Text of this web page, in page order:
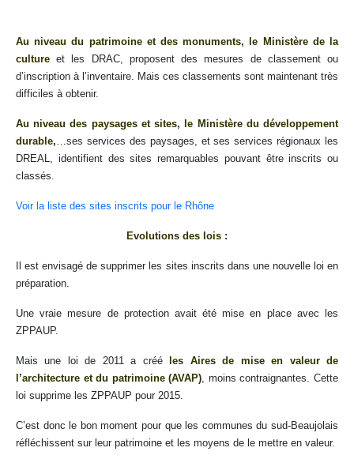
Au niveau du patrimoine et des monuments, le Ministère de la
culture et les DRAC, proposent des mesures de classement ou
d’inscription à l’inventaire. Mais ces classements sont maintenant très
difficiles à obtenir.
Au niveau des paysages et sites, le Ministère du développement
durable,…ses services des paysages, et ses services régionaux les
DREAL, identifient des sites remarquables pouvant être inscrits ou
classés.
Voir la liste des sites inscrits pour le Rhône
Evolutions des lois :
Il est envisagé de supprimer les sites inscrits dans une nouvelle loi en
préparation.
Une vraie mesure de protection avait été mise en place avec les
ZPPAUP.
Mais une loi de 2011 a créé
les Aires de mise en valeur de
l’architecture et du patrimoine (AVAP), moins contraignantes. Cette
loi supprime les ZPPAUP pour 2015.
C’est donc le bon moment pour que les communes du sud-Beaujolais
réfléchissent sur leur patrimoine et les moyens de le mettre en valeur.